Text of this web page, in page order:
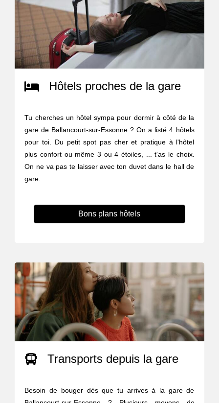
Hôtels proches de la gare
Tu cherches un hôtel sympa pour dormir à côté de la
gare de Ballancourt-sur-Essonne ? On a listé 4 hôtels
pour toi. Du petit spot pas cher et pratique à l'hôtel
plus confort ou même 3 ou 4 étoiles, ... t'as le choix.
On ne va pas te laisser avec ton duvet dans le hall de
gare.
Bons plans hôtels
Transports depuis la gare
Besoin de bouger dès que tu arrives à la gare de